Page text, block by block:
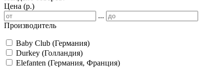
Цена (р.)
...
Производитель
Baby Club (Германия)
Durkey (Голландия)
Elefanten (Германия, Франция)